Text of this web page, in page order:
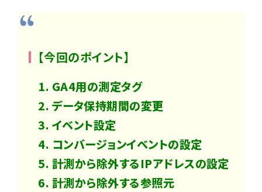
【今回のポイント】
GA4用の測定タグ
データ保持期間の変更
イベント設定
コンバージョンイベントの設定
計測から除外するIPアドレスの設定
計測から除外する参照元